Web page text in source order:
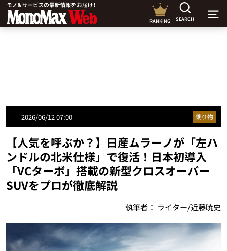
RANKING SEARCH
2026/06/12 07:00 乗り物
【人気を呼ぶか？】日産ムラーノが「左ハ
ンドルの北米仕様」で復活！日本初導入
「VCターボ」搭載の新型クロスオーバー
SUVをプロが徹底解説
執筆者： ライター/近藤暁史